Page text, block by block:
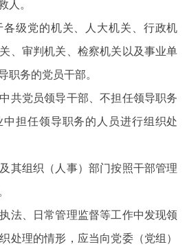
人。
级党的机关、人大机关、行政机
、审判机关、检察机关以及事业单
职务的党员干部。
共党员领导干部、不担任领导职务
担任领导职务的人员进行组织处
其组织（人事）部门按照干部管理
法、日常管理监督等工作中发现领
处理的情形，应当向党委（党组）